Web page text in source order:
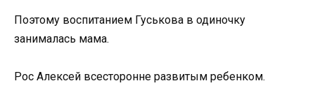
Поэтому воспитанием Гуськова в одиночку
занималась мама.
Рос Алексей всесторонне развитым ребенком.